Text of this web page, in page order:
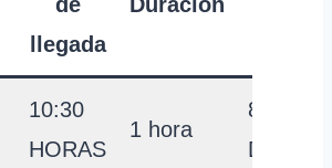
llegada
10:30
HORAS
1 hora
8